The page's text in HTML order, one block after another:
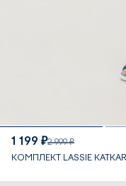
1 199 ₽2 999 ₽
КОМПЛЕКТ LASSIE